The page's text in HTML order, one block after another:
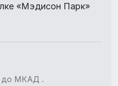
«Мэдисон Парк»
до МКАД .